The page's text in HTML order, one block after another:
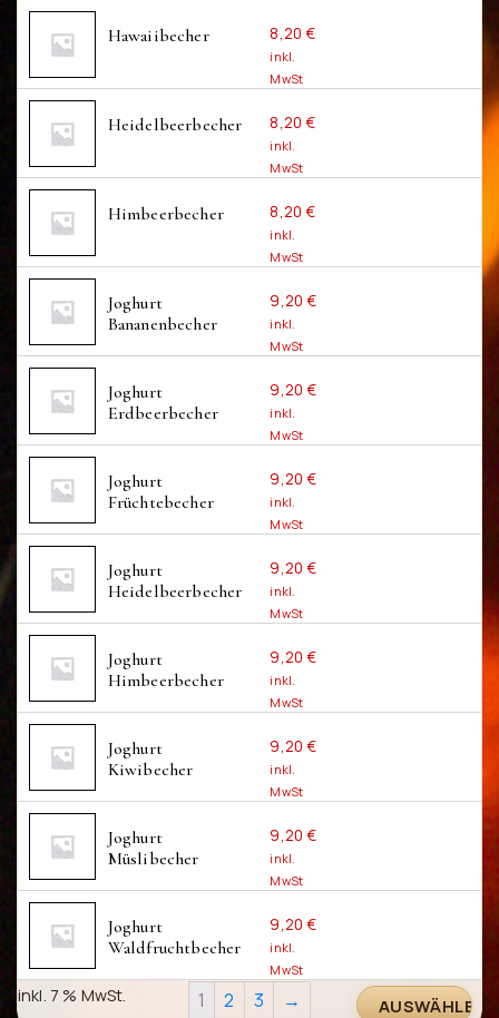
inkl. 7 % MwSt.
zzgl.Versandkosten
AUSWÄHLEN
Hawaiibecher 8,20€
inkl.
MwSt
inkl. 7 % MwSt.
zzgl.Versandkosten
Heidelbeerbecher 8,20€
inkl.
MwSt
inkl. 7 % MwSt.
zzgl.Versandkosten
AUSWÄHLEN
Himbeerbecher 8,20€
inkl.
MwSt
inkl. 7 % MwSt.
zzgl.Versandkosten
Joghurt
Bananenbecher
9,20€
inkl.
MwSt
inkl. 7 % MwSt.
zzgl. Versandkosten
Joghurt
Erdbeerbecher
9,20€
inkl.
MwSt
inkl. 7 % MwSt.
zzgl. Versandkosten
Joghurt
Früchtebecher
9,20€
inkl.
MwSt
inkl. 7 % MwSt.
zzgl. Versandkosten
AUSWÄHLEN
Joghurt
Heidelbeerbecher
9,20€
inkl.
MwSt
inkl. 7 % MwSt.
zzgl. Versandkosten
Joghurt
Himbeerbecher
9,20€
inkl.
MwSt
inkl. 7 % MwSt.
zzgl. Versandkosten
AUSWÄHLEN
Joghurt
Kiwibecher
9,20€
inkl.
MwSt
inkl. 7 % MwSt.
zzgl. Versandkosten
Joghurt
Müslibecher
9,20€
inkl.
MwSt
inkl. 7 % MwSt.
zzgl. Versandkosten
AUSWÄHLEN
Joghurt
Waldfruchtbecher
9,20€
inkl.
MwSt
inkl. 7 % MwSt.
1 2 3 →